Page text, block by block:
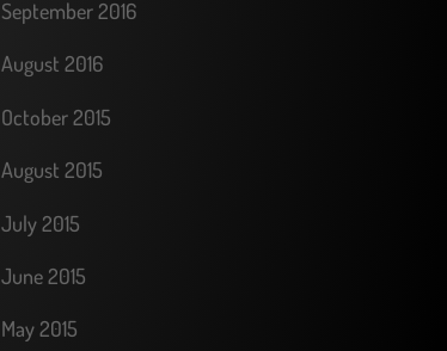
September 2016
August 2016
October 2015
August 2015
July 2015
June 2015
May 2015